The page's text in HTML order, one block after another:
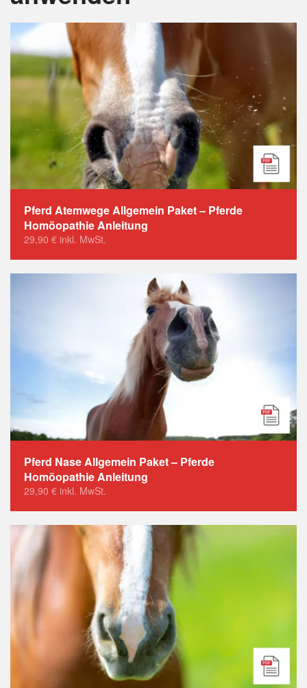
Pferd Atemwege Allgemein Paket – Pferde
Homöopathie Anleitung
29,90 € inkl. MwSt.
Pferd Nase Allgemein Paket – Pferde
Homöopathie Anleitung
29,90 € inkl. MwSt.